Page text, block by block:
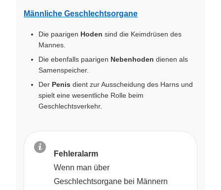
Männliche Geschlechtsorgane
Die paarigen Hoden sind die Keimdrüsen des
Mannes.
Die ebenfalls paarigen Nebenhoden dienen als
Samenspeicher.
Der Penis dient zur Ausscheidung des Harns und
spielt eine wesentliche Rolle beim
Geschlechtsverkehr.
Fehleralarm
Wenn man über
Geschlechtsorgane bei Männern